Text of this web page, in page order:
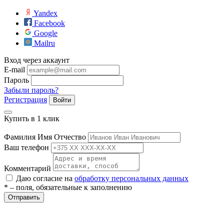
Yandex
Facebook
Google
Mailru
Вход через аккаунт
E-mail
Пароль
Забыли пароль?
Регистрация
Войти
Купить в 1 клик
Фамилия Имя Отчество
Ваш телефон
Комментарий
Даю согласие на обработку персональных данных
* – поля, обязательные к заполнению
Отправить